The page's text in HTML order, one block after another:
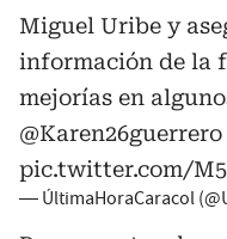
Miguel Uribe y
información de la
mejorías en
@Karen26guerrero
pic.twitter.com/
— ÚltimaHoraCaracol